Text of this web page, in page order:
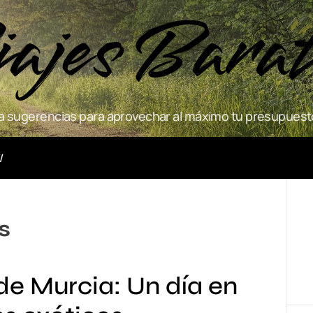
sugerencias para aprovechar al máximo tu
Murcia: Un día en